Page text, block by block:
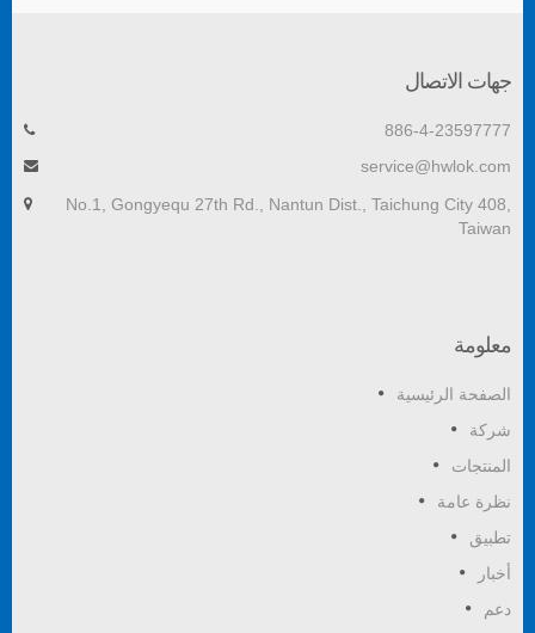
جهات الاتصال
886-4-23597777
service@hwlok.com
No.1, Gongyequ 27th Rd., Nantun Dist., Taichung City 408,
Taiwan
معلومة
الصفحة الرئيسية
شركة
المنتجات
نظرة عامة
تطبيق
أخبار
دعم